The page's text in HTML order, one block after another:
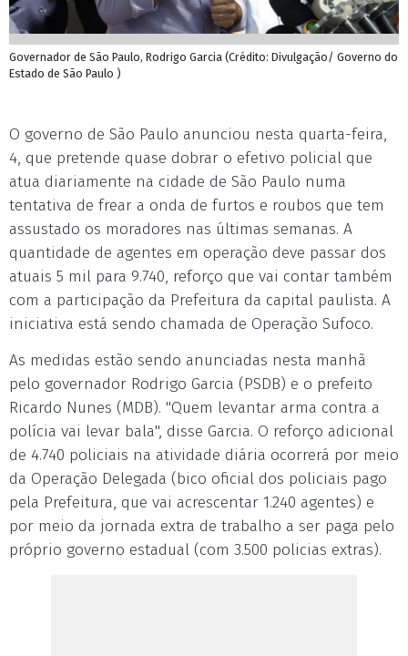
Governador de São Paulo, Rodrigo Garcia (Crédito: Divulgação/ Governo do
Estado de São Paulo )
O governo de São Paulo anunciou nesta quarta-feira,
4, que pretende quase dobrar o efetivo policial que
atua diariamente na cidade de São Paulo numa
tentativa de frear a onda de furtos e roubos que tem
assustado os moradores nas últimas semanas. A
quantidade de agentes em operação deve passar dos
atuais 5 mil para 9.740, reforço que vai contar também
com a participação da Prefeitura da capital paulista. A
iniciativa está sendo chamada de Operação Sufoco.
As medidas estão sendo anunciadas nesta manhã
pelo governador Rodrigo Garcia (PSDB) e o prefeito
Ricardo Nunes (MDB). "Quem levantar arma contra a
polícia vai levar bala", disse Garcia. O reforço adicional
de 4.740 policiais na atividade diária ocorrerá por meio
da Operação Delegada (bico oficial dos policiais pago
pela Prefeitura, que vai acrescentar 1.240 agentes) e
por meio da jornada extra de trabalho a ser paga pelo
próprio governo estadual (com 3.500 policias extras).